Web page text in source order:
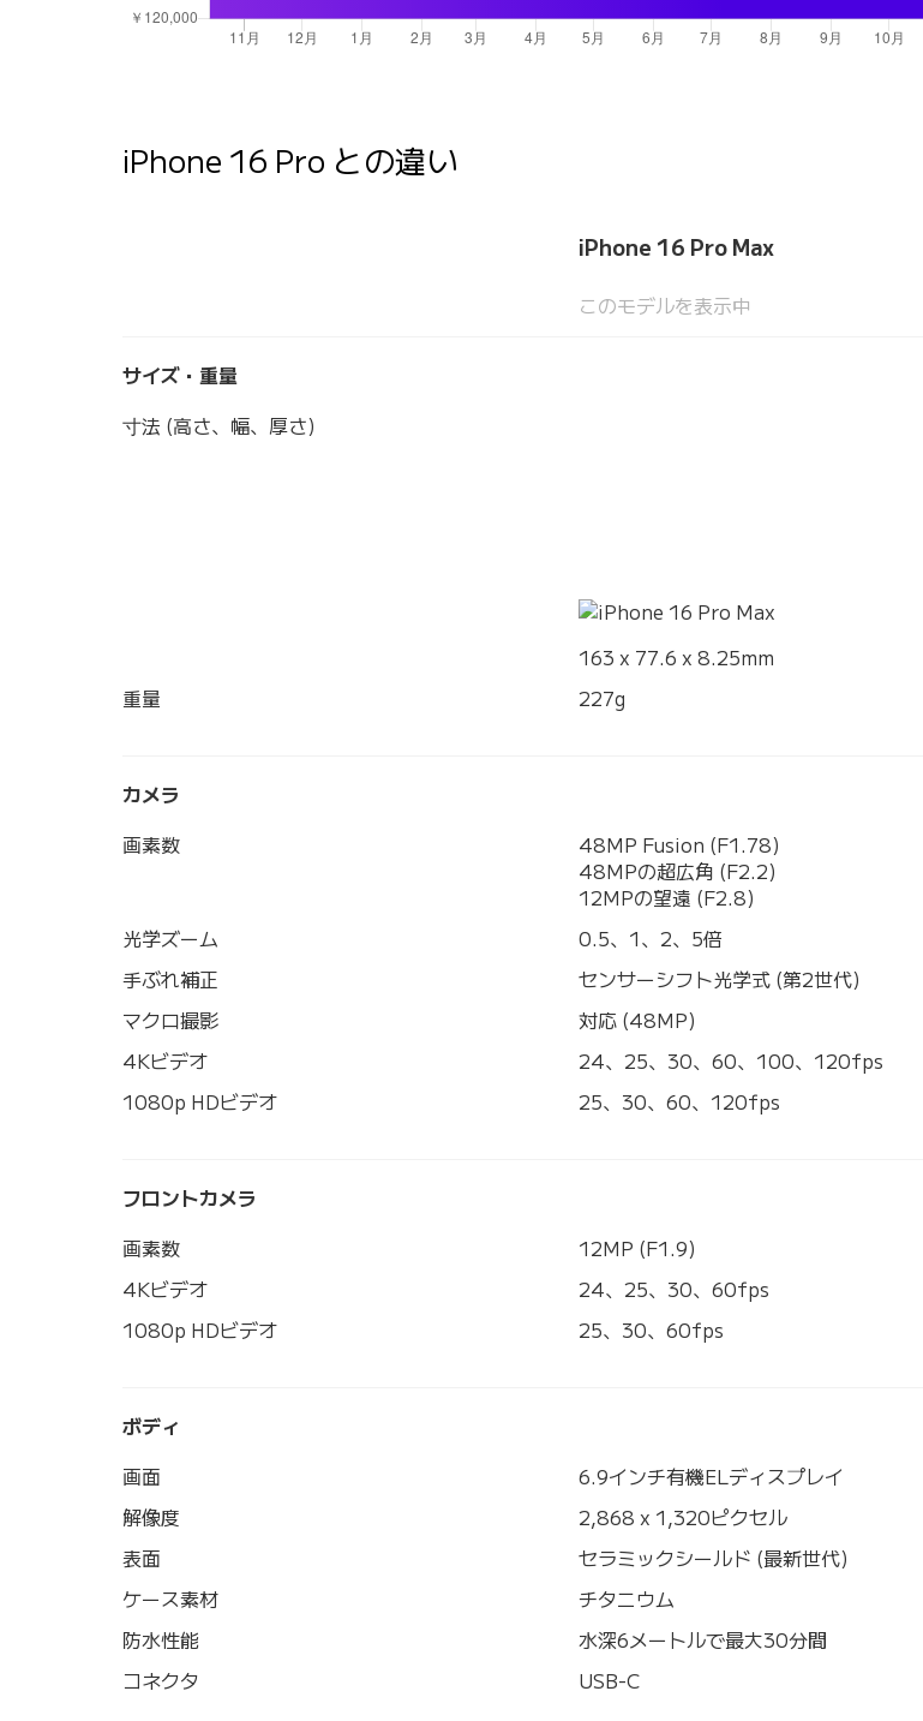
iPhone 16 Pro との違い
iPhone 16 Pro Max
このモデルを表示中
サイズ・重量
寸法 (高さ、幅、厚さ)
163 x 77.6 x 8.25mm
重量
227g
カメラ
画素数
48MP Fusion (F1.78)
48MPの超広角 (F2.2)
12MPの望遠 (F2.8)
光学ズーム
0.5、1、2、5倍
手ぶれ補正
センサーシフト光学式 (第2世代)
マクロ撮影
対応 (48MP)
4Kビデオ
24、25、30、60、100、120fps
1080p HDビデオ
25、30、60、120fps
フロントカメラ
画素数 12MP (F1.9)
4Kビデオ
24、25、30、60fps
1080p HDビデオ
25、30、60fps
ボディ
画面 6.9インチ有機ELディスプレイ
解像度
2,868 x 1,320ピクセル
表面
セラミックシールド (最新世代)
ケース素材
チタニウム
防水性能
水深6メートルで最大30分間
コネクタ
USB-C